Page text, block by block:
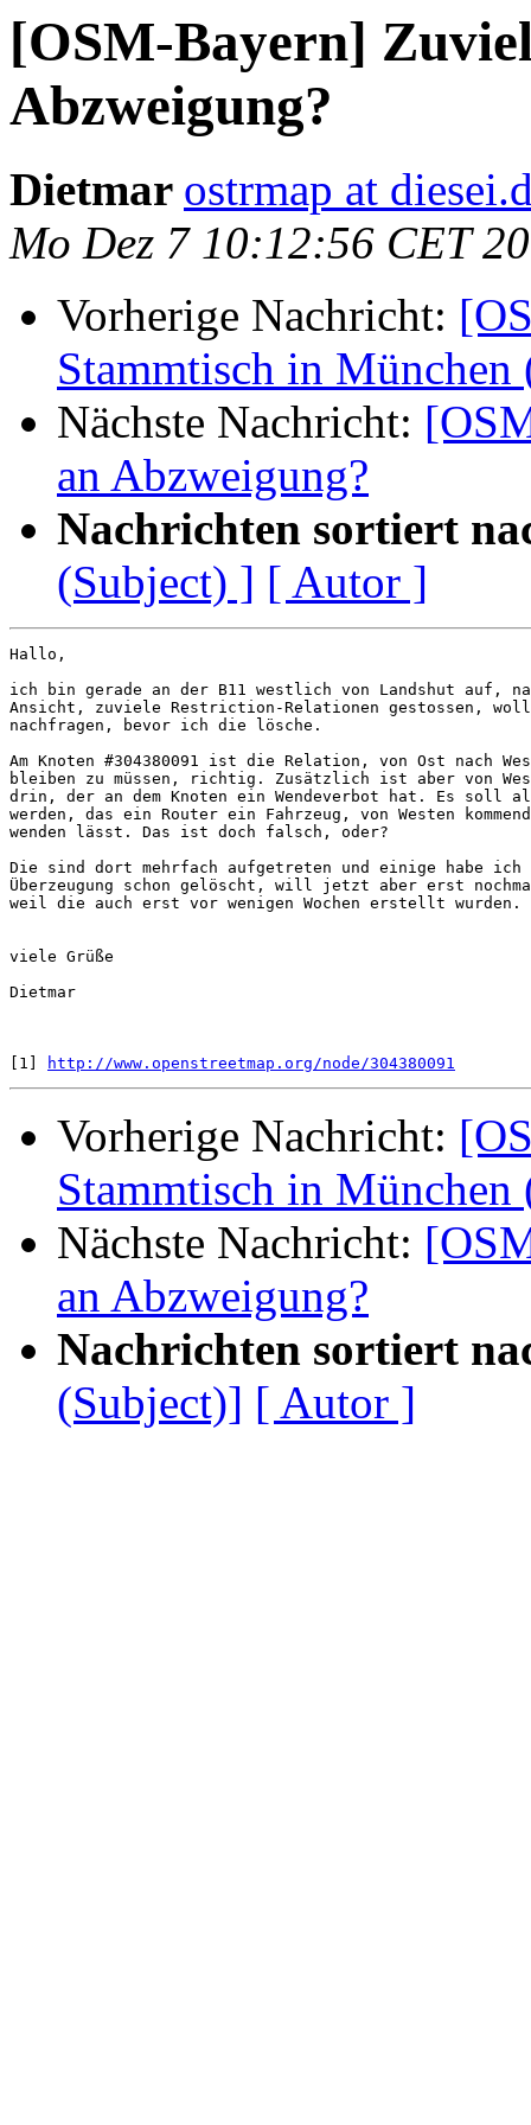
[OSM-Bayern]
Abzweigung?
Dietmar ostrmap at
Mo Dez 7 10:12:56 CET
Vorherige Nachricht:
Stammtisch in
Nächste Nachricht:
an Abzweigung?
Nachrichten sortiert
(Subject) ] [ Autor ]
Hallo,
ich bin gerade an der B11 westlich von Landshut auf,
Ansicht, zuviele Restriction-Relationen gestossen,
nachfragen, bevor ich die lösche.
Am Knoten #304380091 ist die Relation, von Ost nach
bleiben zu müssen, richtig. Zusätzlich ist aber von
drin, der an dem Knoten ein Wendeverbot hat. Es soll
werden, das ein Router ein Fahrzeug, von Westen
wenden lässt. Das ist doch falsch, oder?
Die sind dort mehrfach aufgetreten und einige habe ich
Überzeugung schon gelöscht, will jetzt aber erst
weil die auch erst vor wenigen Wochen erstellt wurden.
viele Grüße
Dietmar
[1] http://www.openstreetmap.org/node/304380091
Vorherige Nachricht:
Stammtisch in
Nächste Nachricht:
an Abzweigung?
Nachrichten sortiert
(Subject)] [ Autor ]